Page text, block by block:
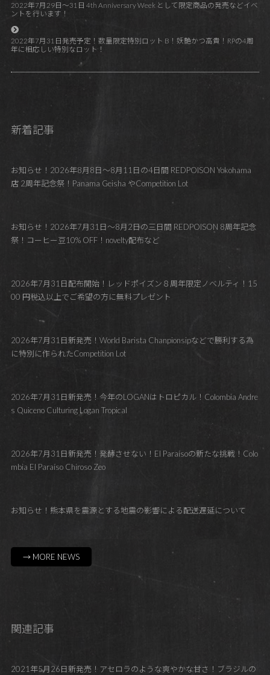
2022年7月29日～31日 4th Anniversary Week として限定商品の発売などイベ
ントを行います！
2022年7月31日発売予定！数量限定特別ロット B！妖艶かつ高貴！RPの4周
年に相応しい特別なロット！
新着記事
お知らせ！2026年8月8日～8月11日の4日間 REDPOISON Yokohama
店 2周年記念祭！Panama Geisha やCompetition Lot
お知らせ！2026年7月31日～8月2日の三日間 REDPOISON 8周年記念
祭！コーヒー豆10% OFF！novelty配布など
2026年7月31日配布開始！レッドポイズン８周年限定ノベルティ！15
00 円税込以上でご希望の方に無料プレゼント
2026年7月31日新発売！World Barista Chanpionsipなどで勝利する為
に特別に作られたCompetition Lot
2026年7月31日新発売！今年のLOGANはトロピカル！Colombia Andre
s Quiceno Culturing Logan Tropical
2026年7月31日新発売！発酵させない！El Paraísoの新たな挑戦！Colo
mbia El Paraíso Chiroso Zeo
お知らせ！熊本県を震源とする地震の影響による配送遅延について
→ MORE NEWS
関連記事
2021年5月26日新発売！アセロラのような爽やかな甘さ！ブラジルの